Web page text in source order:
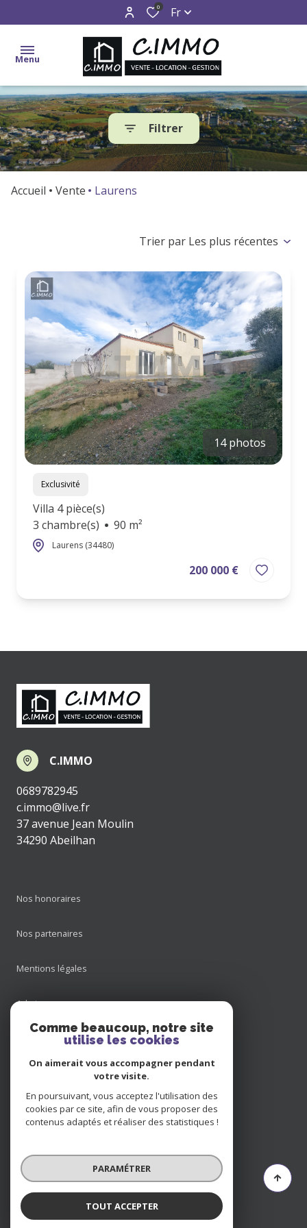
0 Fr
Menu
accueil
ventes
locations
e-
mail
contact
Filtrer
Accueil Vente Laurens
Trier par Les plus récentes
14 photos
Exclusivité
Villa 4 pièce(s)
3 chambre(s)
90 m²
Laurens (34480)
200 000 €
C.IMMO
0689782945
c.immo@live.fr
37 avenue Jean Moulin
34290 Abeilhan
Nos honoraires
Nos partenaires
Mentions légales
Admin
Nos honoraires
Cookies
© 2026 | Tous droits réservés
Réalisé par
Comme beaucoup, notre site
utilise les cookies
On aimerait vous accompagner pendant
votre visite.
En poursuivant, vous acceptez l'utilisation des
cookies par ce site, afin de vous proposer des
contenus adaptés et réaliser des statistiques !
PARAMÉTRER
TOUT ACCEPTER